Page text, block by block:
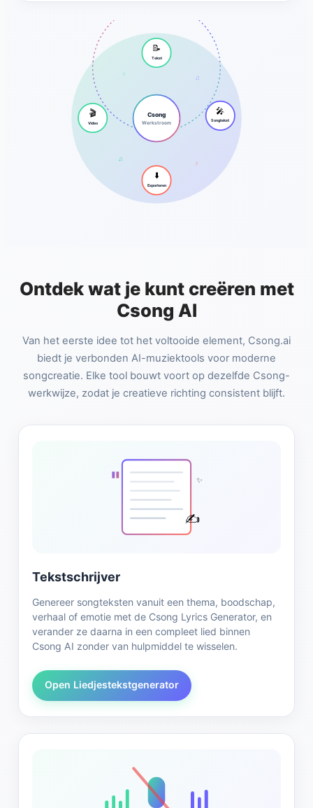
Csong
Werkstroom
📝
Tekst
🎤
Songtekst
⬇️
Exporteren
🎬
Video
♪
♫
♪
♫
Ontdek wat je kunt creëren met
Csong AI
Van het eerste idee tot het voltooide element, Csong.ai
biedt je verbonden AI-muziektools voor moderne
songcreatie. Elke tool bouwt voort op dezelfde Csong-
werkwijze, zodat je creatieve richting consistent blijft.
✍️
" ✨
Tekstschrijver
Genereer songteksten vanuit een thema, boodschap,
verhaal of emotie met de Csong Lyrics Generator, en
verander ze daarna in een compleet lied binnen
Csong AI zonder van hulpmiddel te wisselen.
Open Liedjestekstgenerator